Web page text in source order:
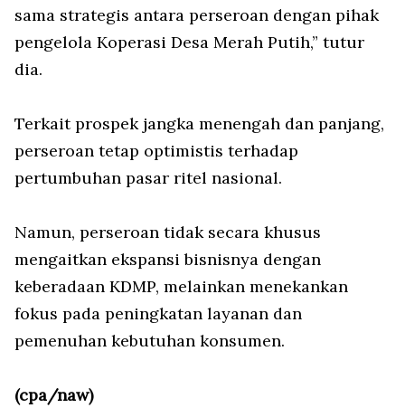
sama strategis antara perseroan dengan pihak
pengelola Koperasi Desa Merah Putih,” tutur
dia.
Terkait prospek jangka menengah dan panjang,
perseroan tetap optimistis terhadap
pertumbuhan pasar ritel nasional.
Namun, perseroan tidak secara khusus
mengaitkan ekspansi bisnisnya dengan
keberadaan KDMP, melainkan menekankan
fokus pada peningkatan layanan dan
pemenuhan kebutuhan konsumen.
(cpa/naw)